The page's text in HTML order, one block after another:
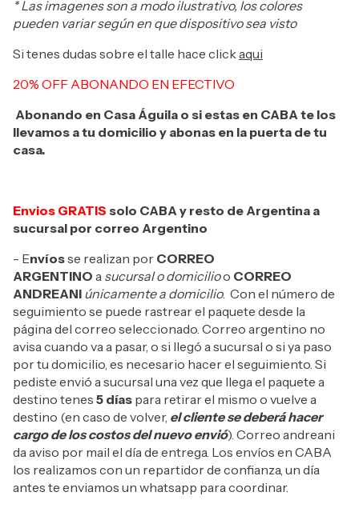
* Las imagenes son a modo ilustrativo, los colores
pueden variar según en que dispositivo sea visto
Si tenes dudas sobre el talle hace clickaqui
20% OFF ABONANDO EN EFECTIVO
Abonando en Casa Águila o si estas en CABA te los
llevamos a tu domicilio y abonas en la puerta de tu
casa.
Envios GRATIS solo CABA y resto de Argentina a
sucursal por correo Argentino
- Envíosse realizan por CORREO
ARGENTINO a sucursal o domicilioo CORREO
ANDREANI únicamente a domicilio. Con el número de
seguimiento se puede rastrear el paquete desde la
página del correo seleccionado. Correo argentino no
avisa cuando va a pasar, o si llegó a sucursal o si ya paso
por tu domicilio, es necesario hacer el seguimiento. Si
pediste envió a sucursal una vez que llega el paquete a
destino tenes 5 días para retirar el mismo o vuelve a
destino (en caso de volver, el cliente se deberá hacer
cargo de los costos del nuevo envió). Correo andreani
da aviso por mail el día de entrega. Los envíos en CABA
los realizamos con un repartidor de confianza, un día
antes te enviamos un whatsapp para coordinar.